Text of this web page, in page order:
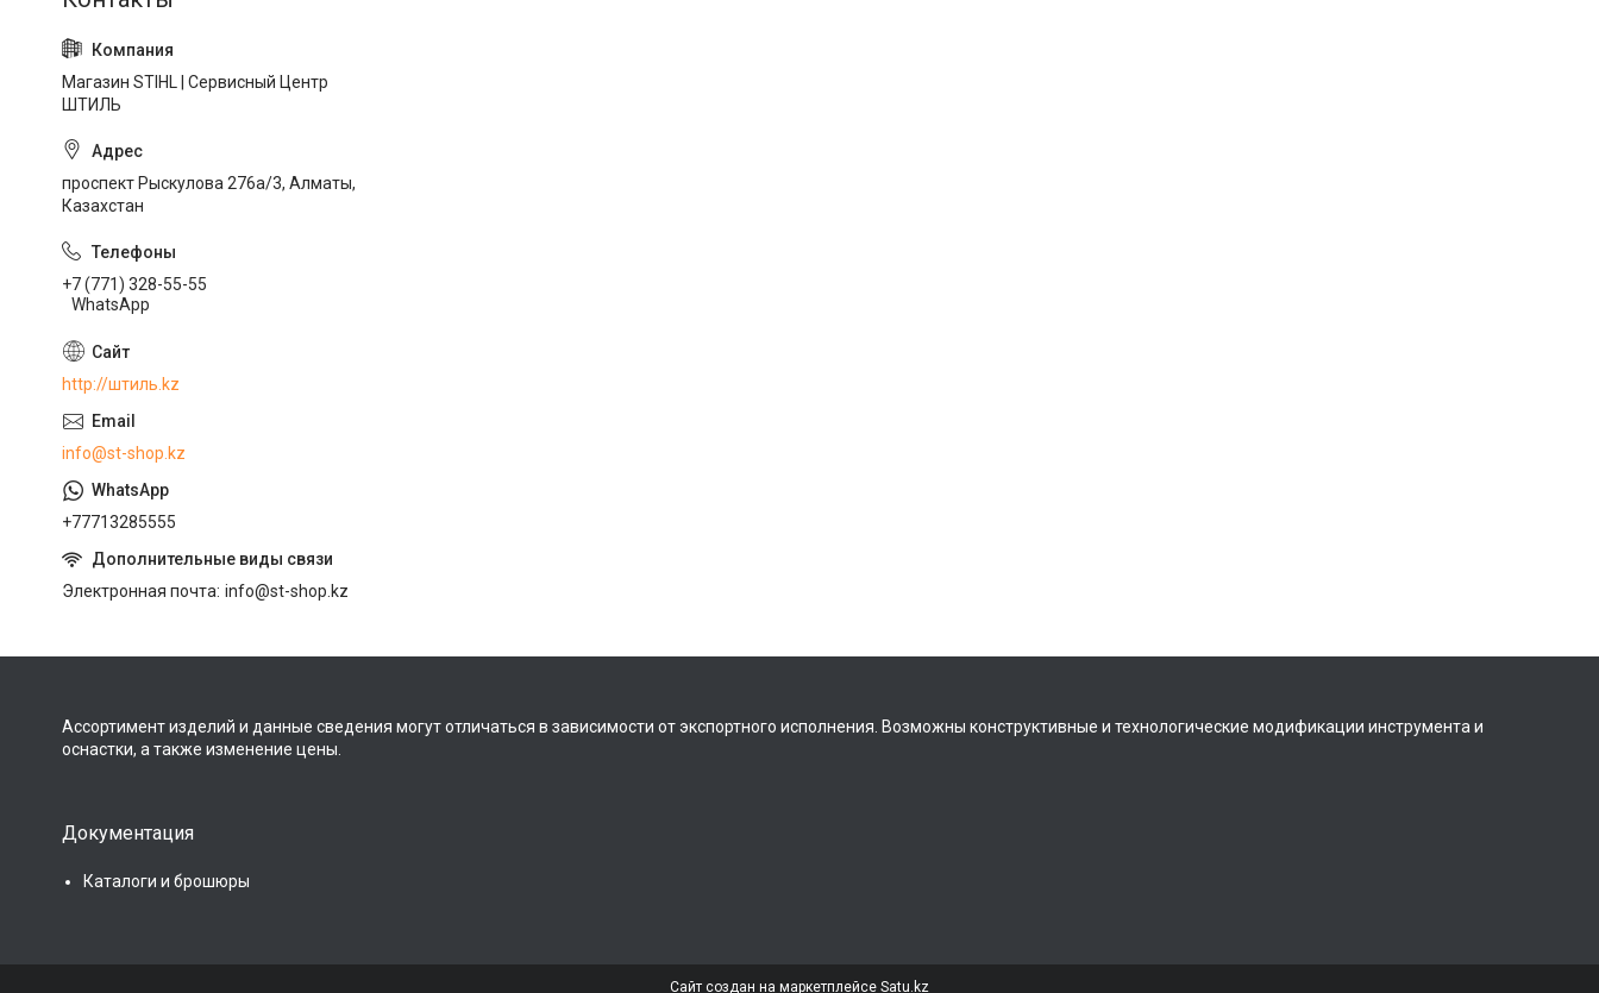
Магазин STIHL | Сервисный Центр
ШТИЛЬ
проспект Рыскулова 276а/3, Алматы,
Казахстан
+7 (771) 328-55-55
WhatsApp
http://штиль.kz
info@st-shop.kz
+77713285555
Электронная почта info@st-shop.kz
Ассортимент изделий и данные сведения могут отличаться в зависимости от экспортного исполнения. Возможны конструктивные и технологические модификации инструмента и
оснастки, а также изменение цены.
Документация
Каталоги и брошюры
Сайт создан на маркетплейсе Satu.kz